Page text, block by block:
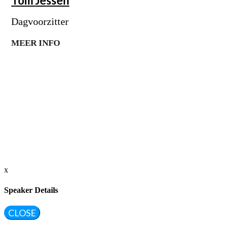
Dagvoorzitter
MEER INFO
x
Speaker Details
CLOSE